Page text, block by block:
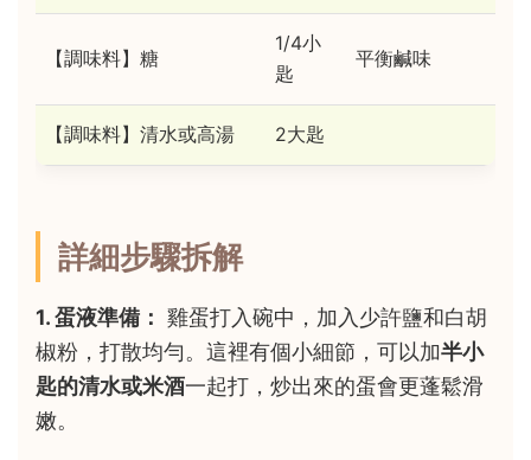
【調味料】糖
1/4小
匙
平衡鹹味
【調味料】清水或高湯 2大匙
詳細步驟拆解
1. 蛋液準備： 雞蛋打入碗中，加入少許鹽和白胡
椒粉，打散均勻。這裡有個小細節，可以加半小
匙的清水或米酒一起打，炒出來的蛋會更蓬鬆滑
嫩。